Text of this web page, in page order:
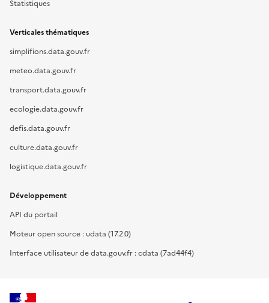
Statistiques
Verticales thématiques
simplifions.data.gouv.fr
meteo.data.gouv.fr
transport.data.gouv.fr
ecologie.data.gouv.fr
defis.data.gouv.fr
culture.data.gouv.fr
logistique.data.gouv.fr
Développement
API du portail
Moteur open source : udata (17.2.0)
Interface utilisateur de data.gouv.fr : cdata (7ad44f4)